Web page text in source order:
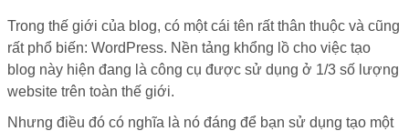
Trong thế giới của blog, có một cái tên rất thân thuộc và cũng
rất phổ biến: WordPress. Nền tảng khổng lồ cho việc tạo
blog này hiện đang là công cụ được sử dụng ở 1/3 số lượng
website trên toàn thế giới.
Nhưng điều đó có nghĩa là nó đáng để bạn sử dụng tạo một